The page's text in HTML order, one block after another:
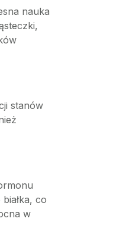
nauka
stanów
co
w